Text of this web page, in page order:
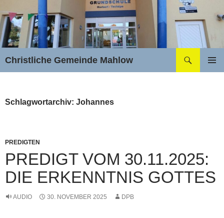
Inhalt
springen
Christliche Gemeinde Mahlow
Schlagwortarchiv: Johannes
PREDIGTEN
PREDIGT VOM 30.11.2025:
DIE ERKENNTNIS GOTTES
AUDIO 30. NOVEMBER 2025 DPB